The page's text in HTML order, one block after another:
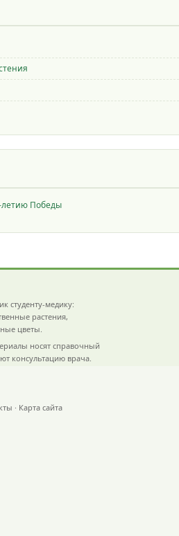
летию Победы
студенту-медику:
растения,
цветы.
носят справочный
консультацию врача.
· Карта сайта